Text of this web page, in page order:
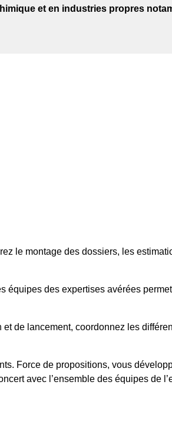
et en industries propres
le montage des dossiers, les
des expertises avérées
de lancement, coordonnez les
Force de propositions, vous
avec l’ensemble des équipes de